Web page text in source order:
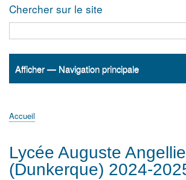
Chercher sur le site
Navigation
Afficher — Navigation principale
Accueil
ActualitésMATh.en.JEANS ?
Régions et Ateliers
Créer, gérer un atelier
Sujets/Publications
Congrès
d'Ariane
Accueil
Lycée Auguste
(Dunkerque) 2024-